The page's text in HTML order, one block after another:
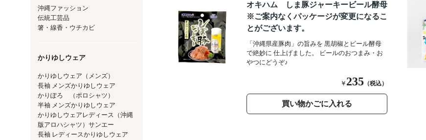
沖縄ファッション
伝統工芸品
箸・線香・ウチカビ
かりゆしウェア
かりゆしウェア（メンズ）
長袖 メンズかりゆしウェア
かりぽろ （ポロシャツ）
半袖 メンズかりゆしウェア
かりゆしウェアレディース（沖縄
版アロハシャツ）サンエー
長袖 レディースかりゆしウェア
オキハム しま豚ジャーキービール酵母
※ご案内なくパッケージが変更になるこ
とがございます。
「沖縄県産豚肉」の旨みを 黒胡椒とビール酵母
で絶妙に 仕上げました。 ビールのおつまみ・お
やつにどうぞ♪
￥ 235 （税込）
買い物かごに入れる